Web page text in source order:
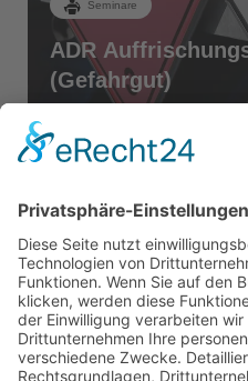
Seminare
ADR
(Gefahrgut)
Von Sa. 29.08. - Sa.
Seite zurück 1 2